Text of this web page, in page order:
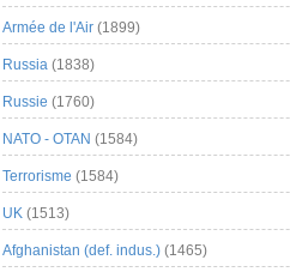
Armée de l'Air (1899)
Russia (1838)
Russie (1760)
NATO - OTAN (1584)
Terrorisme (1584)
UK (1513)
Afghanistan (def. indus.) (1465)